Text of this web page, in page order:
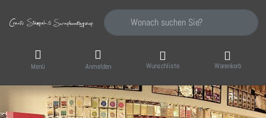
Geben Sie einen Suchbegriff ein. Während
Menü Anmelden Wunschliste Warenkorb